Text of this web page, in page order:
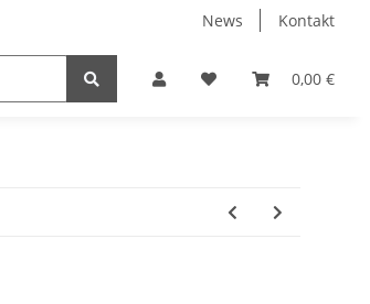
News Kontakt
0,00 €
Bekleidung Zubehör